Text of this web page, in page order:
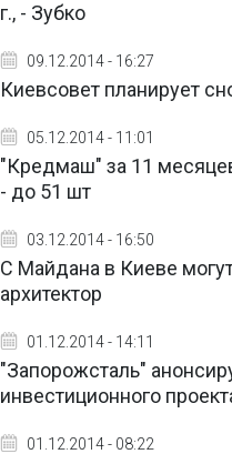
г., - Зубко
09.12.2014 - 16:27
Киевсовет планирует
05.12.2014 - 11:01
"Кредмаш" за 11
- до 51 шт
03.12.2014 - 16:50
C Майдана в Киеве
архитектор
01.12.2014 - 14:11
"Запорожсталь"
инвестиционного
01.12.2014 - 08:22